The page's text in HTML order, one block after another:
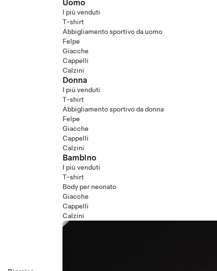
Uomo
I più venduti
T-shirt
Abbigliamento sportivo da uomo
Felpe
Giacche
Cappelli
Calzini
Donna
I più venduti
T-shirt
Abbigliamento sportivo da donna
Felpe
Giacche
Cappelli
Calzini
Bambino
I più venduti
T-shirt
Body per neonato
Giacche
Cappelli
Calzini